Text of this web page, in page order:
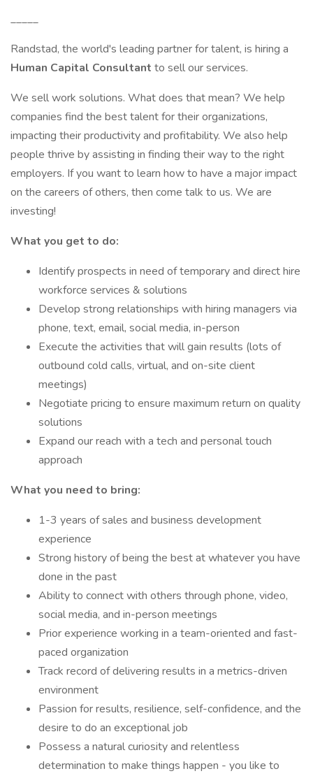
_____
Randstad, the world's leading partner for talent, is hiring a
Human Capital Consultant to sell our services.
We sell work solutions. What does that mean? We help
companies find the best talent for their organizations,
impacting their productivity and profitability. We also help
people thrive by assisting in finding their way to the right
employers. If you want to learn how to have a major impact
on the careers of others, then come talk to us. We are
investing!
What you get to do:
Identify prospects in need of temporary and direct hire
workforce services & solutions
Develop strong relationships with hiring managers via
phone, text, email, social media, in-person
Execute the activities that will gain results (lots of
outbound cold calls, virtual, and on-site client
meetings)
Negotiate pricing to ensure maximum return on quality
solutions
Expand our reach with a tech and personal touch
approach
What you need to bring:
1-3 years of sales and business development
experience
Strong history of being the best at whatever you have
done in the past
Ability to connect with others through phone, video,
social media, and in-person meetings
Prior experience working in a team-oriented and fast-
paced organization
Track record of delivering results in a metrics-driven
environment
Passion for results, resilience, self-confidence, and the
desire to do an exceptional job
Possess a natural curiosity and relentless
determination to make things happen - you like to